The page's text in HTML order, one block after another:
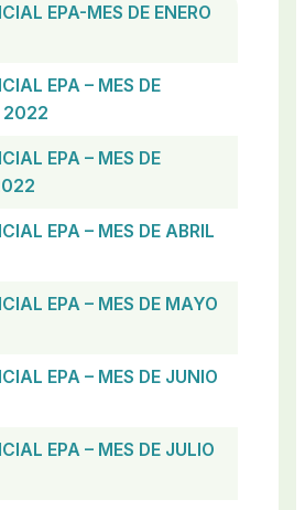
EPA-MES DE ENERO
EPA – MES DE
2022
EPA – MES DE
EPA – MES DE ABRIL
EPA – MES DE MAYO
EPA – MES DE JUNIO
EPA – MES DE JULIO